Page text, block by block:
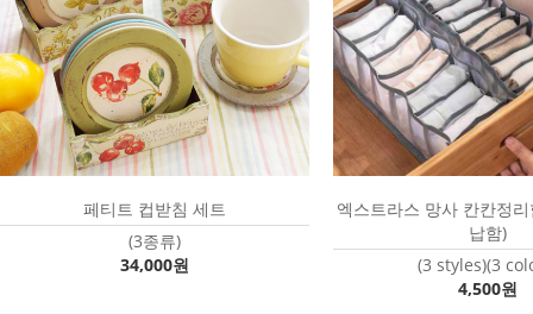
페티트 컵받침 세트
(3종류)
34,000원
엑스트라스 망사 칸칸정
납함)
(3 styles)(3
4,500원